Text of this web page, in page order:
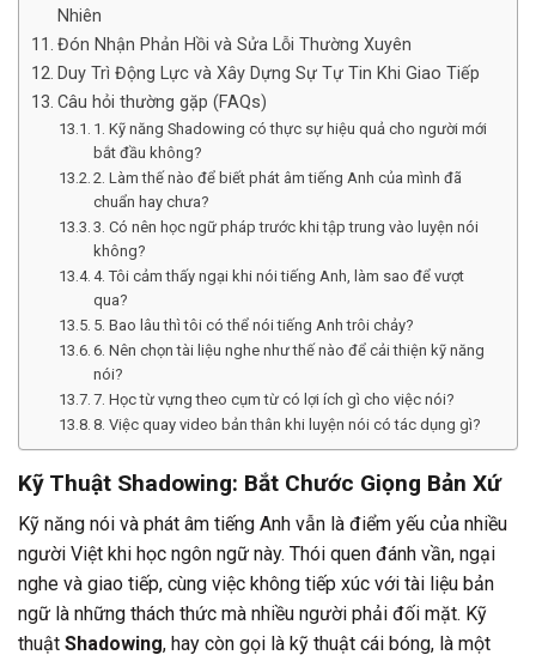
Nhiên
Đón Nhận Phản Hồi và Sửa Lỗi Thường Xuyên
Duy Trì Động Lực và Xây Dựng Sự Tự Tin Khi Giao Tiếp
Câu hỏi thường gặp (FAQs)
1. Kỹ năng Shadowing có thực sự hiệu quả cho người mới
bắt đầu không?
2. Làm thế nào để biết phát âm tiếng Anh của mình đã
chuẩn hay chưa?
3. Có nên học ngữ pháp trước khi tập trung vào luyện nói
không?
4. Tôi cảm thấy ngại khi nói tiếng Anh, làm sao để vượt
qua?
5. Bao lâu thì tôi có thể nói tiếng Anh trôi chảy?
6. Nên chọn tài liệu nghe như thế nào để cải thiện kỹ năng
nói?
7. Học từ vựng theo cụm từ có lợi ích gì cho việc nói?
8. Việc quay video bản thân khi luyện nói có tác dụng gì?
Kỹ Thuật Shadowing: Bắt Chước Giọng Bản Xứ
Kỹ năng nói và phát âm tiếng Anh vẫn là điểm yếu của nhiều
người Việt khi học ngôn ngữ này. Thói quen đánh vần, ngại
nghe và giao tiếp, cùng việc không tiếp xúc với tài liệu bản
ngữ là những thách thức mà nhiều người phải đối mặt. Kỹ
thuật Shadowing, hay còn gọi là kỹ thuật cái bóng, là một